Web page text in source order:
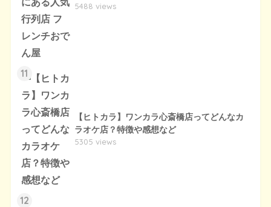
5488 views
11
【ヒトカラ】ワンカラ心斎橋店ってどんなカ
ラオケ店？特徴や感想など
5305 views
12